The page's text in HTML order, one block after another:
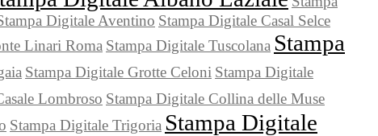
Digitale Aventino Stampa Digitale Casal Selce
Linari Roma Stampa Digitale Tuscolana Stampa
Stampa Digitale Grotte Celoni Stampa Digitale
Lombroso Stampa Digitale Collina delle Muse
Stampa Digitale Trigoria Stampa Digitale